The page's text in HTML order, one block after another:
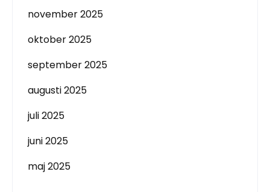
november 2025
oktober 2025
september 2025
augusti 2025
juli 2025
juni 2025
maj 2025